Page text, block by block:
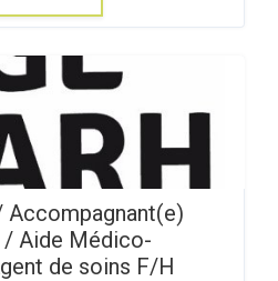
Aide Médico-
de soins F/H